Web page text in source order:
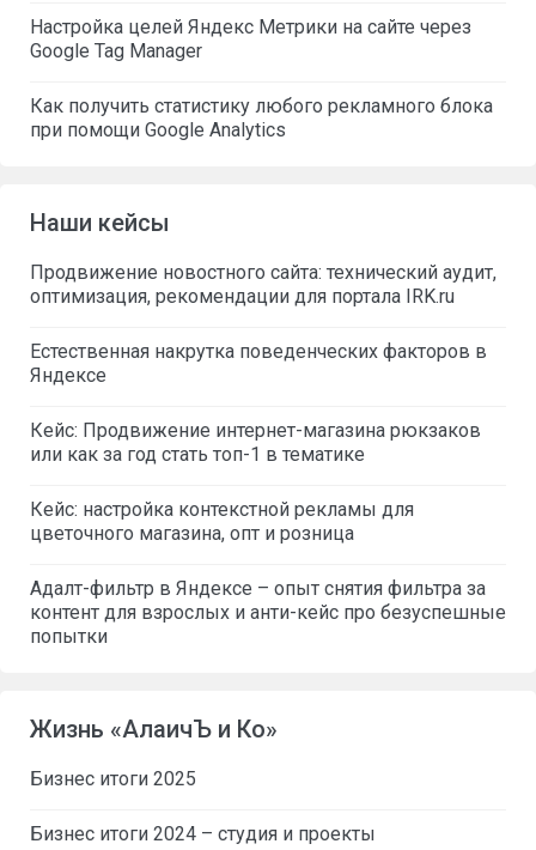
Настройка целей Яндекс Метрики на сайте через
Google Tag Manager
Как получить статистику любого рекламного блока
при помощи Google Analytics
Наши кейсы
Продвижение новостного сайта: технический аудит,
оптимизация, рекомендации для портала IRK.ru
Естественная накрутка поведенческих факторов в
Яндексе
Кейс: Продвижение интернет-магазина рюкзаков
или как за год стать топ-1 в тематике
Кейс: настройка контекстной рекламы для
цветочного магазина, опт и розница
Адалт-фильтр в Яндексе – опыт снятия фильтра за
контент для взрослых и анти-кейс про безуспешные
попытки
Жизнь «АлаичЪ и Ко»
Бизнес итоги 2025
Бизнес итоги 2024 – студия и проекты